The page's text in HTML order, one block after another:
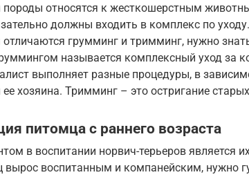
породы относятся к жесткошерстным
должны входить в комплекс по
грумминг и тримминг, нужно
называется комплексный уход за
выполняет разные процедуры, в
хозяина. Тримминг – это остригание
питомца с раннего возраста
в воспитании норвич-терьеров является
вырос воспитанным и компанейским, нужно